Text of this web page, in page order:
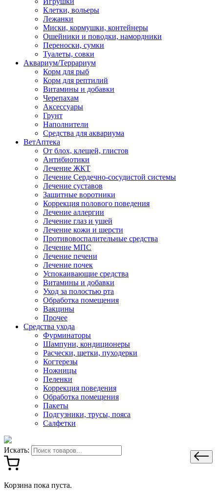
Клетки, вольеры
Лежанки
Миски, кормушки, контейнеры
Ошейники и поводки, намордники
Переноски, сумки
Туалеты, совки
Аквариум/Террариум
Корм для рыб
Корм для рептилий
Витамины и добавки
Черепахам
Аксессуары
Грунт
Наполнители
Средства для аквариума
ВетАптека
От блох, клещей, глистов
Антибиотики
Лечение ЖКТ
Лечение Сердечно-сосудистой системы
Лечение суставов
Защитные воротники
Коррекция полового поведения
Лечение аллергии
Лечение глаз и ушей
Лечение кожи и шерсти
Противовоспалительные средства
Лечение МПС
Лечение печени
Лечение почек
Успокаивающие средства
Витамины и добавки
Уход за полостью рта
Обработка помещения
Вакцины
Прочее
Средства ухода
Фурминаторы
Шампуни, кондиционеры
Расчески, щетки, пуходерки
Когтерезы
Ножницы
Пеленки
Коррекция поведения
Обработка помещения
Пакеты
Подгузники, трусы, пояса
Салфетки
Искать:
Корзина пока пуста.